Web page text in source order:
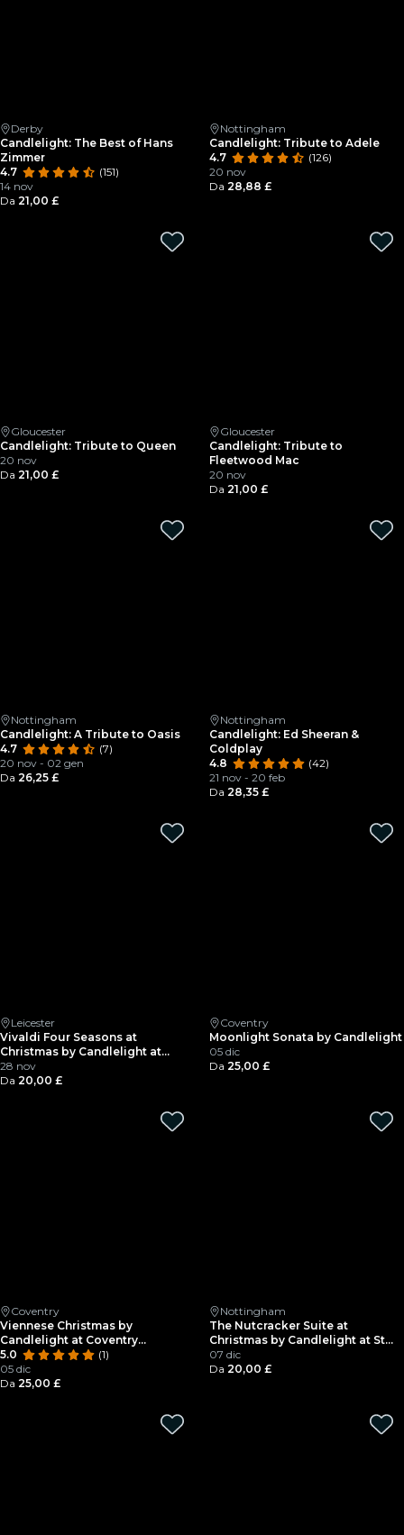
Derby
Candlelight: The Best of Hans
Zimmer
4.7
(151)
14 nov
Da 21,00 £
Nottingham
Candlelight: Tribute to Adele
4.7
(126)
20 nov
Da 28,88 £
Gloucester
Candlelight: Tribute to Queen
20 nov
Da 21,00 £
Gloucester
Candlelight: Tribute to
Fleetwood Mac
20 nov
Da 21,00 £
Nottingham
Candlelight: A Tribute to Oasis
4.7
(7)
20 nov - 02 gen
Da 26,25 £
Nottingham
Candlelight: Ed Sheeran &
Coldplay
4.8
(42)
21 nov - 20 feb
Da 28,35 £
Leicester
Vivaldi Four Seasons at
Christmas by Candlelight at
Leicester Cathedral
28 nov
Da 20,00 £
Coventry
Moonlight Sonata by Candlelight
05 dic
Da 25,00 £
Coventry
Viennese Christmas by
Candlelight at Coventry
Cathedral
5.0
(1)
05 dic
Da 25,00 £
Nottingham
The Nutcracker Suite at
Christmas by Candlelight at St
Mary's in the Lacemarket
07 dic
Da 20,00 £